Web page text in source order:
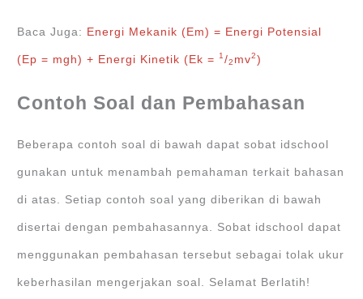
Baca Juga: Energi Mekanik (Em) = Energi Potensial
(Ep = mgh) + Energi Kinetik (Ek =1/2 mv2)
Contoh Soal dan Pembahasan
Beberapa contoh soal di bawah dapat sobat idschool
gunakan untuk menambah pemahaman terkait bahasan
di atas. Setiap contoh soal yang diberikan di bawah
disertai dengan pembahasannya. Sobat idschool dapat
menggunakan pembahasan tersebut sebagai tolak ukur
keberhasilan mengerjakan soal. Selamat Berlatih!